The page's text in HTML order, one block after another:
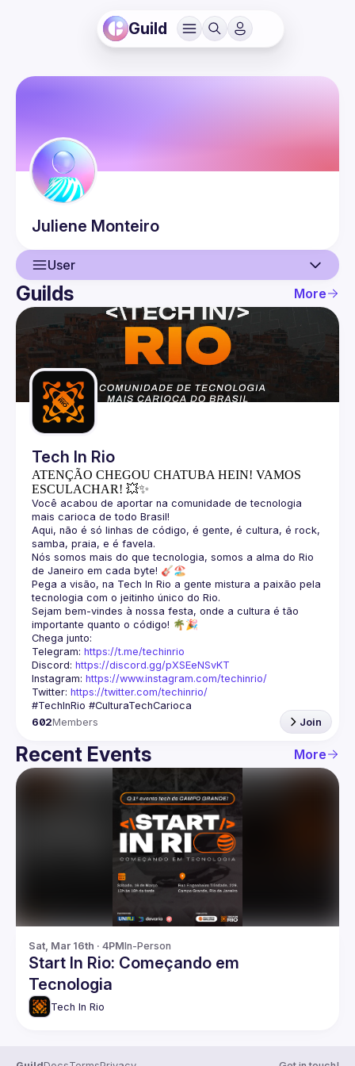
Guild
Juliene Monteiro
User
User
Events
Guilds
Guilds More
Tech In Rio
ATENÇÃO CHEGOU CHATUBA HEIN! VAMOS
ESCULACHAR! 💥✨
Você acabou de aportar na comunidade de tecnologia
Aqui, não é só linhas de código, é gente, é cultura, é rock,
Nós somos mais do que tecnologia, somos a alma do Rio
Pega a visão, na Tech In Rio a gente mistura a paixão pela
Sejam bem-vindes à nossa festa, onde a cultura é tão
Telegram: https://t.me/techinrio
Discord: https://discord.gg/pXSEeNSvKT
Instagram: https://www.instagram.com/techinrio/
Twitter: https://twitter.com/techinrio/
602Members Join
Recent Events More
Sat, Mar 16th · 4PMIn-Person
Start In Rio: Começando em
Tecnologia
Tech In Rio